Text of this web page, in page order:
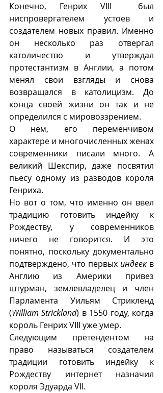
Конечно, Генрих VIII  был
ниспровергателем устоев и
создателем новых правил. Именно
он несколько раз отвергал
католичество и утверждал
протестантизм в Англии, а потом
менял свои взгляды и снова
возвращался в католицизм. До
конца своей жизни он так и не
определился с мировоззрением.
О нем, его переменчивом
характере и многочисленных женах
современники писали много. А
великий Шекспир, даже посвятил
пьесу одному из разводов короля
Генриха.
Но вот о том, что именно он ввел
традицию готовить индейку к
Рождеству, у современников
ничего не говорится. И это
понятно, поскольку документально
подтверждено, что первых индеек в
Англию из Америки привез
штурман, землевладелец и член
Парламента Уильям Стрикленд
(William Strickland) в 1550 году, когда
король Генрих VIII уже умер.
Следующим претендентом на
право называться создателем
традиции готовить индейку к
Рождеству интернет назначил
короля Эдуарда VII.